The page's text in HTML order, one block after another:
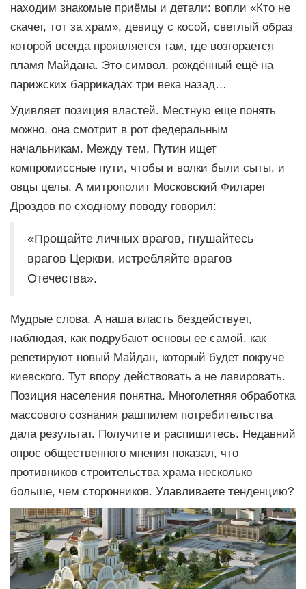
находим знакомые приёмы и детали: вопли «Кто не
скачет, тот за храм», девицу с косой, светлый образ
которой всегда проявляется там, где возгорается
пламя Майдана. Это символ, рождённый ещё на
парижских баррикадах три века назад…
Удивляет позиция властей. Местную еще понять
можно, она смотрит в рот федеральным
начальникам. Между тем, Путин ищет
компромиссные пути, чтобы и волки были сыты, и
овцы целы. А митрополит Московский Филарет
Дроздов по сходному поводу говорил:
«Прощайте личных врагов, гнушайтесь
врагов Церкви, истребляйте врагов
Отечества».
Мудрые слова. А наша власть бездействует,
наблюдая, как подрубают основы ее самой, как
репетируют новый Майдан, который будет покруче
киевского. Тут впору действовать а не лавировать.
Позиция населения понятна. Многолетняя обработка
массового сознания рашпилем потребительства
дала результат. Получите и распишитесь. Недавний
опрос общественного мнения показал, что
противников строительства храма несколько
больше, чем сторонников. Улавливаете тенденцию?